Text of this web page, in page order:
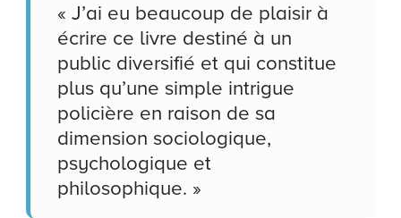
« J’ai eu beaucoup de plaisir à
écrire ce livre destiné à un
public diversifié et qui constitue
plus qu’une simple intrigue
policière en raison de sa
dimension sociologique,
psychologique et
philosophique. »